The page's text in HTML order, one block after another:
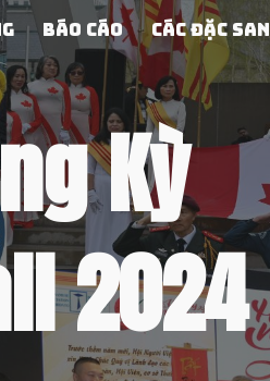
to navigation
Báo Cáo Các Đặc san
Kỳ
2024